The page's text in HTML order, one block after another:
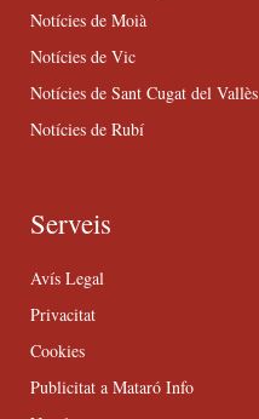
Notícies de Moià
Notícies de Vic
Notícies de Sant Cugat del Vallès
Notícies de Rubí
Serveis
Avís Legal
Privacitat
Cookies
Publicitat a Mataró Info